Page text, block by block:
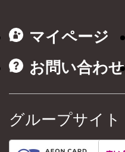
マイページ
お問い合わせ
グループサイト